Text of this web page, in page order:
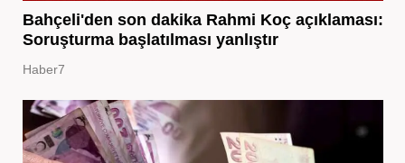
Bahçeli'den son dakika Rahmi Koç açıklaması:
Soruşturma başlatılması yanlıştır
Haber7